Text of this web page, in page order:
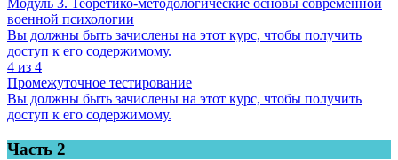
Модуль 3. Теоретико-методологические основы современной
военной психологии
Вы должны быть зачислены на этот курс, чтобы получить
доступ к его содержимому.
4 из 4
Промежуточное тестирование
Вы должны быть зачислены на этот курс, чтобы получить
доступ к его содержимому.
Часть 2